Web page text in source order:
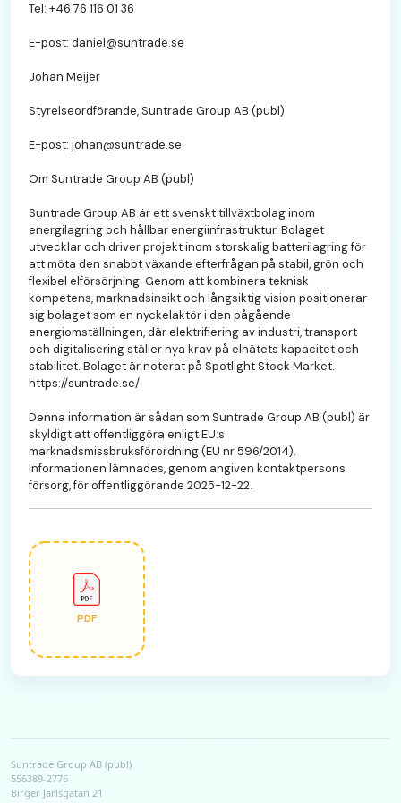
Tel: +46 76 116 01 36
E-post: daniel@suntrade.se
Johan Meijer
Styrelseordförande, Suntrade Group AB (publ)
E-post: johan@suntrade.se
Om Suntrade Group AB (publ)
Suntrade Group AB är ett svenskt tillväxtbolag inom
energilagring och hållbar energiinfrastruktur. Bolaget
utvecklar och driver projekt inom storskalig batterilagring för
att möta den snabbt växande efterfrågan på stabil, grön och
flexibel elförsörjning. Genom att kombinera teknisk
kompetens, marknadsinsikt och långsiktig vision positionerar
sig bolaget som en nyckelaktör i den pågående
energiomställningen, där elektrifiering av industri, transport
och digitalisering ställer nya krav på elnätets kapacitet och
stabilitet. Bolaget är noterat på Spotlight Stock Market.
https://suntrade.se/
Denna information är sådan som Suntrade Group AB (publ) är
skyldigt att offentliggöra enligt EU:s
marknadsmissbruksförordning (EU nr 596/2014).
Informationen lämnades, genom angiven kontaktpersons
försorg, för offentliggörande 2025-12-22.
PDF
Suntrade Group AB (publ)
556389-2776
Birger Jarlsgatan 21